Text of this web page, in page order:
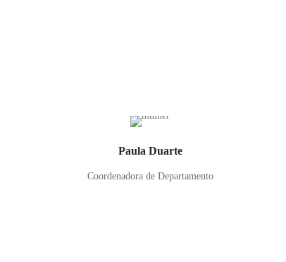
Paula Duarte
Coordenadora de Departamento